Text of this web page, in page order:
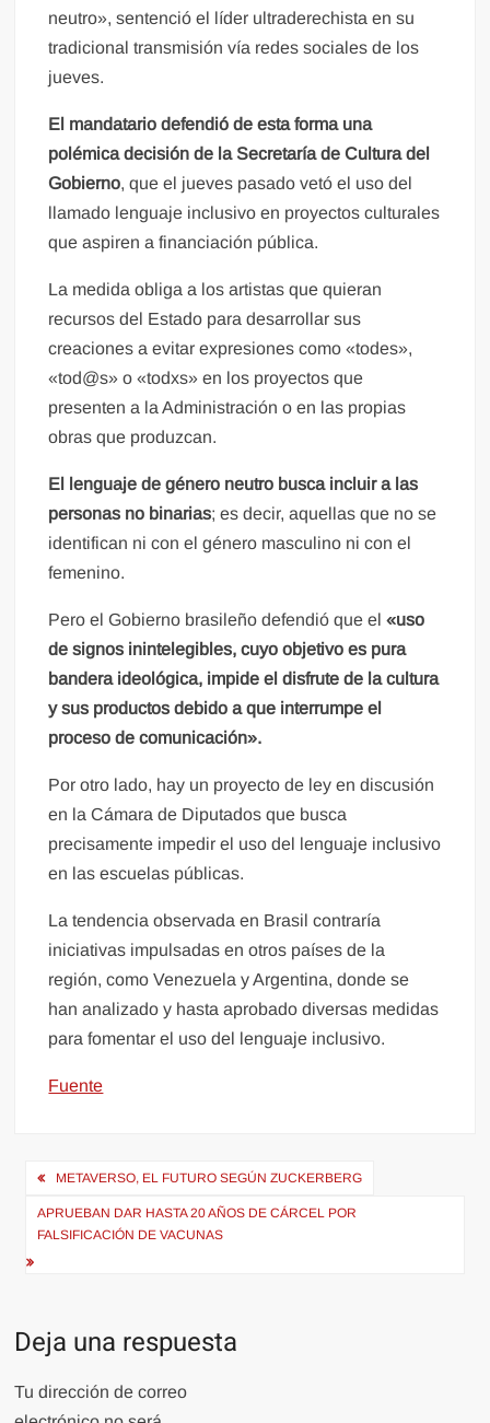
neutro», sentenció el líder ultraderechista en su
tradicional transmisión vía redes sociales de los
jueves.
El mandatario defendió de esta forma una
polémica decisión de la Secretaría de Cultura del
Gobierno, que el jueves pasado vetó el uso del
llamado lenguaje inclusivo en proyectos culturales
que aspiren a financiación pública.
La medida obliga a los artistas que quieran
recursos del Estado para desarrollar sus
creaciones a evitar expresiones como «todes»,
«tod@s» o «todxs» en los proyectos que
presenten a la Administración o en las propias
obras que produzcan.
El lenguaje de género neutro busca incluir a las
personas no binarias; es decir, aquellas que no se
identifican ni con el género masculino ni con el
femenino.
Pero el Gobierno brasileño defendió que el«uso
de signos inintelegibles, cuyo objetivo es pura
bandera ideológica, impide el disfrute de la cultura
y sus productos debido a que interrumpe el
proceso de comunicación».
Por otro lado, hay un proyecto de ley en discusión
en la Cámara de Diputados que busca
precisamente impedir el uso del lenguaje inclusivo
en las escuelas públicas.
La tendencia observada en Brasil contraría
iniciativas impulsadas en otros países de la
región, como Venezuela y Argentina, donde se
han analizado y hasta aprobado diversas medidas
para fomentar el uso del lenguaje inclusivo.
Fuente
Navegación
de
entradas
METAVERSO, EL FUTURO SEGÚN ZUCKERBERG
APRUEBAN DAR HASTA 20 AÑOS DE CÁRCEL POR
FALSIFICACIÓN DE VACUNAS
Deja una respuesta
Tu dirección de correo